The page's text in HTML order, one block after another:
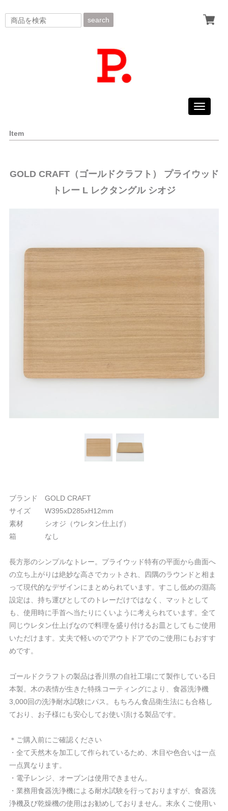
search
Toggle
Item
GOLD CRAFT（ゴールドクラフト） プライウッド
トレー L レクタングル シオジ
ブランド GOLD CRAFT
サイズ W395xD285xH12mm
素材 シオジ（ウレタン仕上げ）
箱 なし
長方形のシンプルなトレー。プライウッド特有の平面から曲面へ
の立ち上がりは絶妙な高さでカットされ、四隅のラウンドと相ま
って現代的なデザインにまとめられています。すこし低めの淵高
設定は、持ち運びとしてのトレーだけではなく、マットとして
も、使用時に手首へ当たりにくいように考えられています。全て
同じウレタン仕上げなので料理を盛り付けるお皿としてもご使用
いただけます。丈夫で軽いのでアウトドアでのご使用にもおすす
めです。
ゴールドクラフトの製品は香川県の自社工場にて製作している日
本製。木の表情が生きた特殊コーティングにより、食器洗浄機
3,000回の洗浄耐水試験にパス。もちろん食品衛生法にも合格し
ており、お子様にも安心してお使い頂ける製品です。
＊ご購入前にご確認ください
・全て天然木を加工して作られているため、木目や色合いは一点
一点異なります。
・電子レンジ、オーブンは使用できません。
・業務用食器洗浄機による耐水試験を行っておりますが、食器洗
浄機及び乾燥機の使用はお勧めしておりません。末永くご使用い